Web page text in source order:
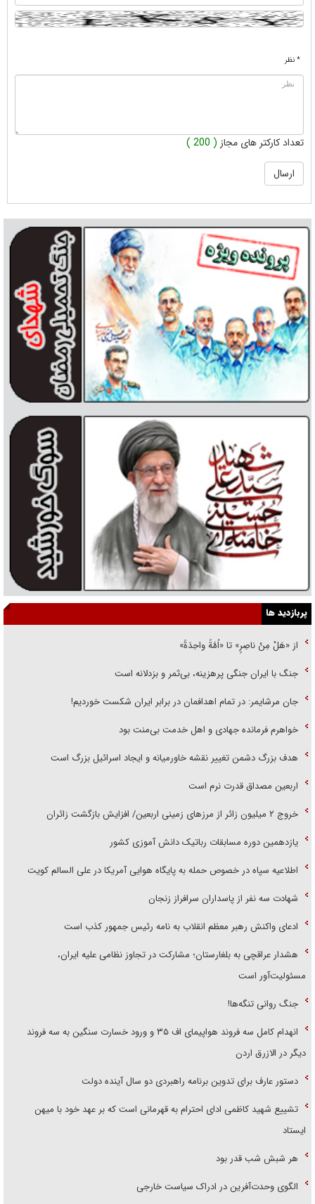
* نظر
تعداد کارکتر های مجاز ( 200 )
پربازدید ها
از «هَلْ مِنْ ناصِرٍ» تا «اُمَّةً واحِدَةً»
جنگ با ایران جنگی پرهزینه، بی‌ثمر و بزدلانه است
جان مرشایمر: در تمام اهدافمان در برابر ایران شکست خوردیم!
خواهرم فرمانده جهادی و اهل خدمت بی‌منت بود
هدف بزرگ دشمن تغییر نقشه خاورمیانه و ایجاد اسرائیل بزرگ است
اربعین مصداق قدرت نرم است
‌خروج ۲ میلیون زائر از مرز‌های زمینی اربعین/ افزایش بازگشت زائران
یازدهمین دوره مسابقات رباتیک دانش آموزی کشور
اطلاعیه سپاه در خصوص حمله به پایگاه هوایی آمریکا در علی السالم کویت
شهادت سه نفر از پاسداران سرافراز زنجان
ادعای واکنش رهبر معظم انقلاب به نامه رئیس جمهور کذب است
هشدار عراقچی به بلغارستان؛ مشارکت در تجاوز نظامی علیه ایران،
مسئولیت‌آور است
جنگ روانی تنگه‌ها!
انهدام کامل سه فروند هواپیمای اف ۳۵ و ورود خسارت سنگین به سه فروند
دیگر در الازرق اردن
دستور عارف برای تدوین برنامه راهبردی دو سال آینده دولت
تشییع شهید کاظمی ادای احترام به قهرمانی است که بر عهد خود با میهن
ایستاد
هر شبش شب قدر بود
الگوی وحدت‌آفرین در ادراک سیاست خارجی